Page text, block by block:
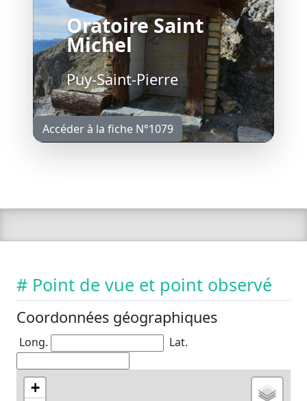
Oratoire Saint
Michel
Puy-Saint-Pierre
Accéder à la fiche N°1079
# Point de vue et point observé
Coordonnées géographiques
Long. Lat.
+